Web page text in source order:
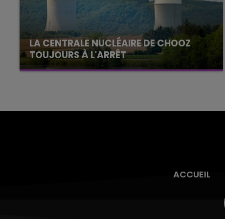
LA CENTRALE NUCLÉAIRE DE CHOOZ
TOUJOURS À L'ARRÊT
Cela fait déjà une semaine que la centrale
ACCUEIL